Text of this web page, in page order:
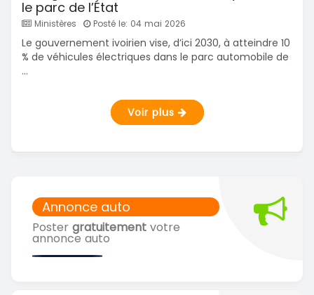
Annonce auto
Poster gratuitement votre
annonce auto
le parc de l’État
Ministères Posté le: 04 mai 2026
Le gouvernement ivoirien vise, d’ici 2030, à atteindre 10
% de véhicules électriques dans le parc automobile de
...
Voir plus